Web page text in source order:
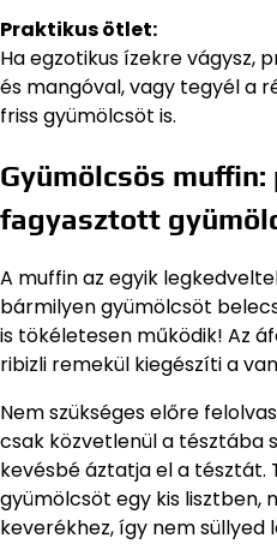
Praktikus ötlet:
Ha egzotikus ízekre vágysz,
és mangóval, vagy tegyél a
friss gyümölcsöt is.
Gyümölcsös
fagyasztott
A muffin az egyik
bármilyen gyümölcsöt
is tökéletesen működik! Az
ribizli remekül kiegészíti a
Nem szükséges előre
csak közvetlenül a tésztába
kevésbé áztatja el a tésztát.
gyümölcsöt egy kis lisztben,
keverékhez, így nem süllyed